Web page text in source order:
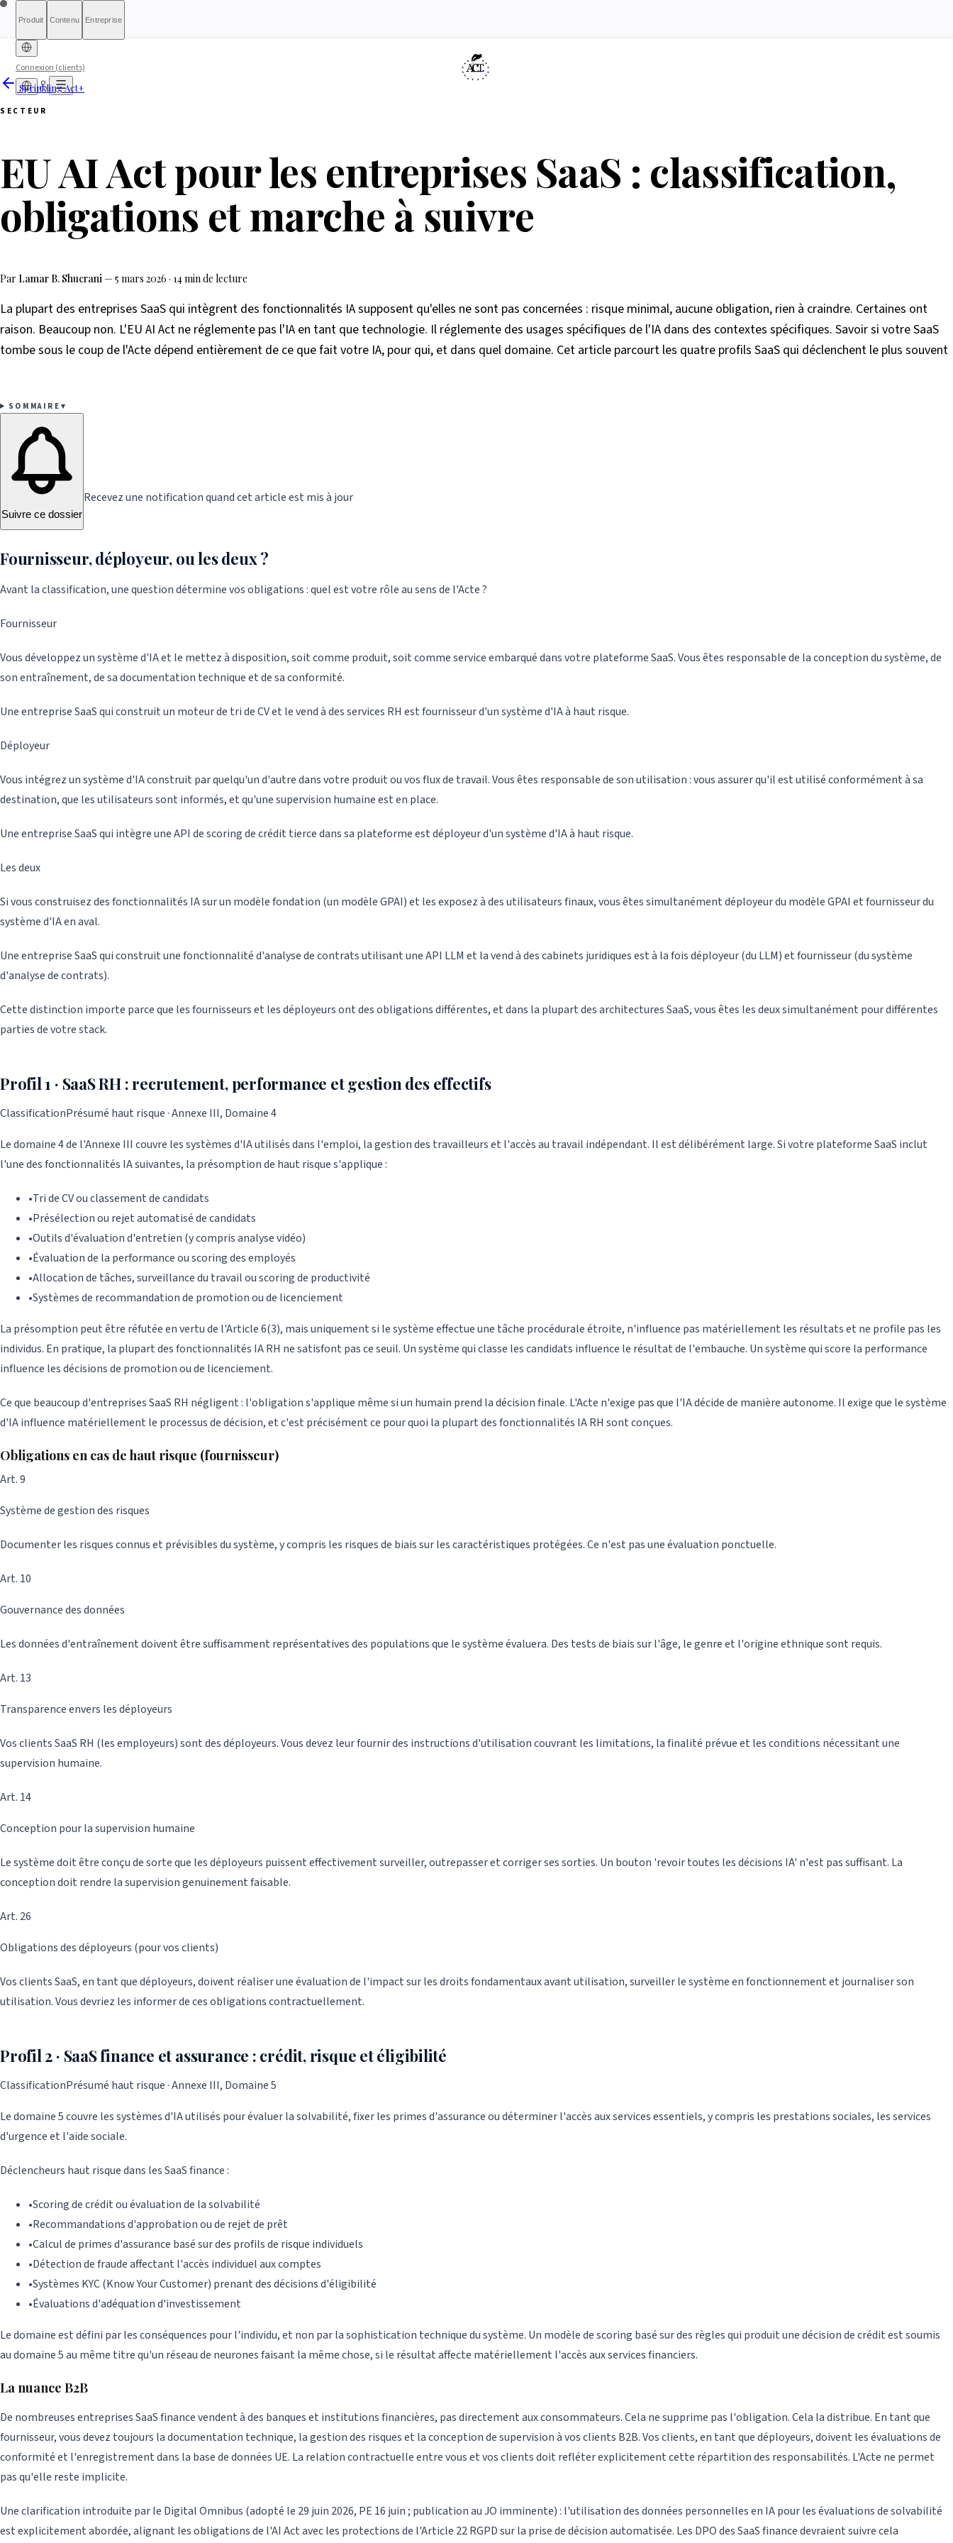
Produit Contenu Entreprise
Connexion (clients)
Diagnostic gratuit
Sprinkling Act+
À propos
International (English)
Sprinkling Act+
SECTEUR
EU AI Act pour les entreprises SaaS : classification,
obligations et marche à suivre
Par Lamar B. Shucrani—5 mars 2026 · 14 min de lecture
La plupart des entreprises SaaS qui intègrent des fonctionnalités IA supposent qu'elles ne sont pas concernées : risque minimal, aucune obligation, rien à craindre. Certaines ont
raison. Beaucoup non. L'EU AI Act ne réglemente pas l'IA en tant que technologie. Il réglemente des usages spécifiques de l'IA dans des contextes spécifiques. Savoir si votre SaaS
tombe sous le coup de l'Acte dépend entièrement de ce que fait votre IA, pour qui, et dans quel domaine. Cet article parcourt les quatre profils SaaS qui déclenchent le plus souvent
SOMMAIRE ▾
Suivre ce dossier
Recevez une notification quand cet article est mis à jour
Fournisseur, déployeur, ou les deux ?
Avant la classification, une question détermine vos obligations : quel est votre rôle au sens de l'Acte ?
Fournisseur
Vous développez un système d'IA et le mettez à disposition, soit comme produit, soit comme service embarqué dans votre plateforme SaaS. Vous êtes responsable de la conception du système, de
son entraînement, de sa documentation technique et de sa conformité.
Une entreprise SaaS qui construit un moteur de tri de CV et le vend à des services RH est fournisseur d'un système d'IA à haut risque.
Déployeur
Vous intégrez un système d'IA construit par quelqu'un d'autre dans votre produit ou vos flux de travail. Vous êtes responsable de son utilisation : vous assurer qu'il est utilisé conformément à sa
destination, que les utilisateurs sont informés, et qu'une supervision humaine est en place.
Une entreprise SaaS qui intègre une API de scoring de crédit tierce dans sa plateforme est déployeur d'un système d'IA à haut risque.
Les deux
Si vous construisez des fonctionnalités IA sur un modèle fondation (un modèle GPAI) et les exposez à des utilisateurs finaux, vous êtes simultanément déployeur du modèle GPAI et fournisseur du
système d'IA en aval.
Une entreprise SaaS qui construit une fonctionnalité d'analyse de contrats utilisant une API LLM et la vend à des cabinets juridiques est à la fois déployeur (du LLM) et fournisseur (du système
d'analyse de contrats).
Cette distinction importe parce que les fournisseurs et les déployeurs ont des obligations différentes, et dans la plupart des architectures SaaS, vous êtes les deux simultanément pour différentes
parties de votre stack.
Profil 1 · SaaS RH : recrutement, performance et gestion des effectifs
ClassificationPrésumé haut risque · Annexe III, Domaine 4
Le domaine 4 de l'Annexe III couvre les systèmes d'IA utilisés dans l'emploi, la gestion des travailleurs et l'accès au travail indépendant. Il est délibérément large. Si votre plateforme SaaS inclut
l'une des fonctionnalités IA suivantes, la présomption de haut risque s'applique :
•Tri de CV ou classement de candidats
•Présélection ou rejet automatisé de candidats
•Outils d'évaluation d'entretien (y compris analyse vidéo)
•Évaluation de la performance ou scoring des employés
•Allocation de tâches, surveillance du travail ou scoring de productivité
•Systèmes de recommandation de promotion ou de licenciement
La présomption peut être réfutée en vertu de l'Article 6(3), mais uniquement si le système effectue une tâche procédurale étroite, n'influence pas matériellement les résultats et ne profile pas les
individus. En pratique, la plupart des fonctionnalités IA RH ne satisfont pas ce seuil. Un système qui classe les candidats influence le résultat de l'embauche. Un système qui score la performance
influence les décisions de promotion ou de licenciement.
Ce que beaucoup d'entreprises SaaS RH négligent : l'obligation s'applique même si un humain prend la décision finale. L'Acte n'exige pas que l'IA décide de manière autonome. Il exige que le système
d'IA influence matériellement le processus de décision, et c'est précisément ce pour quoi la plupart des fonctionnalités IA RH sont conçues.
Obligations en cas de haut risque (fournisseur)
Art. 9
Système de gestion des risques
Documenter les risques connus et prévisibles du système, y compris les risques de biais sur les caractéristiques protégées. Ce n'est pas une évaluation ponctuelle.
Art. 10
Gouvernance des données
Les données d'entraînement doivent être suffisamment représentatives des populations que le système évaluera. Des tests de biais sur l'âge, le genre et l'origine ethnique sont requis.
Art. 13
Transparence envers les déployeurs
Vos clients SaaS RH (les employeurs) sont des déployeurs. Vous devez leur fournir des instructions d'utilisation couvrant les limitations, la finalité prévue et les conditions nécessitant une
supervision humaine.
Art. 14
Conception pour la supervision humaine
Le système doit être conçu de sorte que les déployeurs puissent effectivement surveiller, outrepasser et corriger ses sorties. Un bouton 'revoir toutes les décisions IA' n'est pas suffisant. La
conception doit rendre la supervision genuinement faisable.
Art. 26
Obligations des déployeurs (pour vos clients)
Vos clients SaaS, en tant que déployeurs, doivent réaliser une évaluation de l'impact sur les droits fondamentaux avant utilisation, surveiller le système en fonctionnement et journaliser son
utilisation. Vous devriez les informer de ces obligations contractuellement.
Profil 2 · SaaS finance et assurance : crédit, risque et éligibilité
ClassificationPrésumé haut risque · Annexe III, Domaine 5
Le domaine 5 couvre les systèmes d'IA utilisés pour évaluer la solvabilité, fixer les primes d'assurance ou déterminer l'accès aux services essentiels, y compris les prestations sociales, les services
d'urgence et l'aide sociale.
Déclencheurs haut risque dans les SaaS finance :
•Scoring de crédit ou évaluation de la solvabilité
•Recommandations d'approbation ou de rejet de prêt
•Calcul de primes d'assurance basé sur des profils de risque individuels
•Détection de fraude affectant l'accès individuel aux comptes
•Systèmes KYC (Know Your Customer) prenant des décisions d'éligibilité
•Évaluations d'adéquation d'investissement
Le domaine est défini par les conséquences pour l'individu, et non par la sophistication technique du système. Un modèle de scoring basé sur des règles qui produit une décision de crédit est soumis
au domaine 5 au même titre qu'un réseau de neurones faisant la même chose, si le résultat affecte matériellement l'accès aux services financiers.
La nuance B2B
De nombreuses entreprises SaaS finance vendent à des banques et institutions financières, pas directement aux consommateurs. Cela ne supprime pas l'obligation. Cela la distribue. En tant que
fournisseur, vous devez toujours la documentation technique, la gestion des risques et la conception de supervision à vos clients B2B. Vos clients, en tant que déployeurs, doivent les évaluations de
conformité et l'enregistrement dans la base de données UE. La relation contractuelle entre vous et vos clients doit refléter explicitement cette répartition des responsabilités. L'Acte ne permet
pas qu'elle reste implicite.
Une clarification introduite par le Digital Omnibus (adopté le 29 juin 2026, PE 16 juin ; publication au JO imminente) : l'utilisation des données personnelles en IA pour les évaluations de solvabilité
est explicitement abordée, alignant les obligations de l'AI Act avec les protections de l'Article 22 RGPD sur la prise de décision automatisée. Les DPO des SaaS finance devraient suivre cela